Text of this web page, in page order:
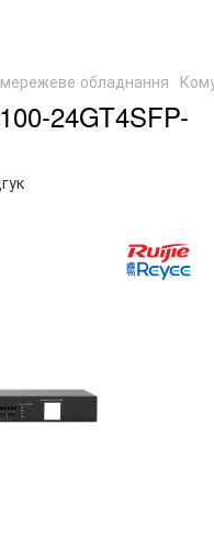
обладнання
24GT4SFP-